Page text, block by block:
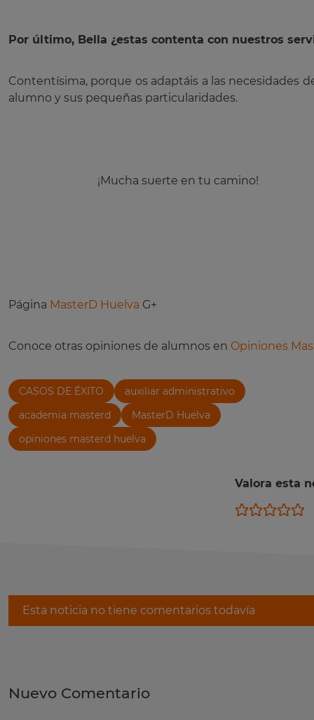
Por último, Bella ¿estas contenta con nuestros
Contentísima, porque os adaptáis a las necesidades
alumno y sus pequeñas particularidades.
¡Mucha suerte en tu camino!
Página MasterD Huelva G+
Conoce otras opiniones de alumnos en Opiniones
CASOS DE ÉXITO
auxiliar administrativo
academia masterd
MasterD Huelva
opiniones masterd huelva
Valora esta
Esta noticia no tiene comentarios todavía
Nuevo Comentario